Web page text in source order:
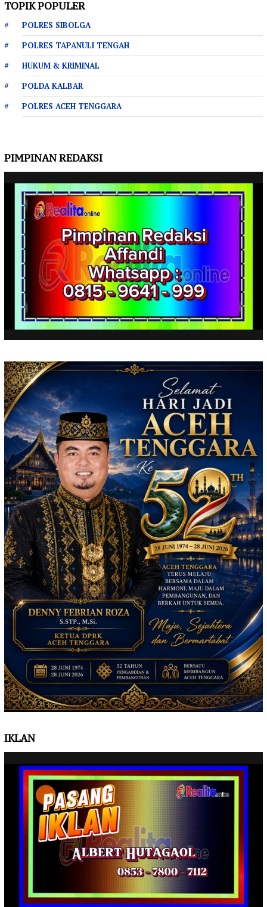
TOPIK POPULER
POLRES SIBOLGA
POLRES TAPANULI TENGAH
HUKUM & KRIMINAL
POLDA KALBAR
POLRES ACEH TENGGARA
PIMPINAN REDAKSI
IKLAN